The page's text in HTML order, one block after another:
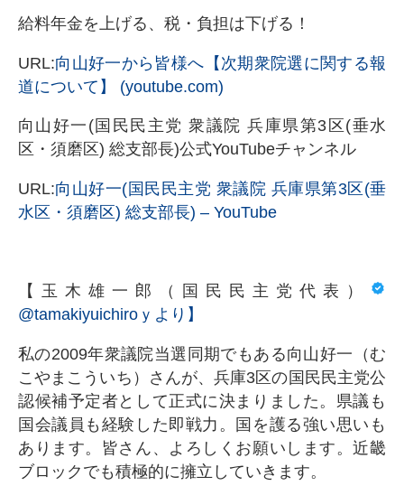
給料年金を上げる、税・負担は下げる！
URL:向山好一から皆様へ【次期衆院選に関する報
道について】 (youtube.com)
向山好一(国民民主党 衆議院 兵庫県第3区(垂水
区・須磨区) 総支部長)公式YouTubeチャンネル
URL:向山好一(国民民主党 衆議院 兵庫県第3区(垂
水区・須磨区) 総支部長) – YouTube
【 玉木雄一郎（国民民主党代表）
@tamakiyuichiroｙより】
私の2009年衆議院当選同期でもある向山好一（む
こやまこういち）さんが、兵庫3区の国民民主党公
認候補予定者として正式に決まりました。県議も
国会議員も経験した即戦力。国を護る強い思いも
あります。皆さん、よろしくお願いします。近畿
ブロックでも積極的に擁立していきます。